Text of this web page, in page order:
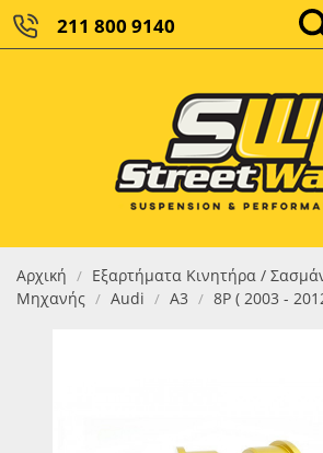
211 800 9140
ΚΑΘΑΡΌ
ΤΕΛΙΚΌ
Αρχική / Εξαρτήματα Κινητήρα /
Μηχανής / Audi / A3 / 8P ( 2003 -